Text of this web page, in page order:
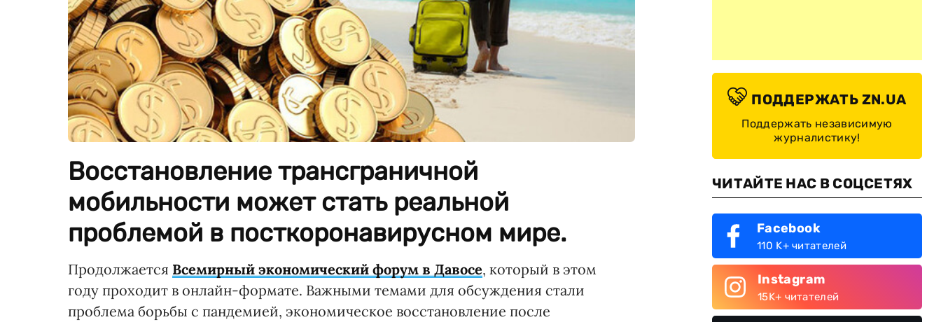
Восстановление трансграничной
мобильности может стать реальной
проблемой в посткоронавирусном мире.
Продолжается Всемирный экономический форум в Давосе, который в этом
году проходит в онлайн-формате. Важными темами для обсуждения стали
проблема борьбы с пандемией, экономическое восстановление после
ПОДДЕРЖАТЬ ZN.UA
Поддержать независимую
журналистику!
ЧИТАЙТЕ НАС В СОЦСЕТЯХ
Facebook
110 K+ читателей
Instagram
15K+ читателей